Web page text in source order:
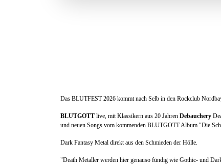
Das BLUTFEST 2026 kommt nach Selb in den Rockclub
BLUTGOTT live, mit Klassikern aus 20 Jahren Debauchery
und neuen Songs vom kommenden BLUTGOTT Album "Die
Dark Fantasy Metal direkt aus den Schmieden der Hölle.
"Death Metaller werden hier genauso fündig wie Gothic- und